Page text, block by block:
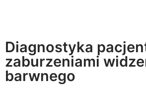
Diagnostyka
zaburzeniami
barwnego